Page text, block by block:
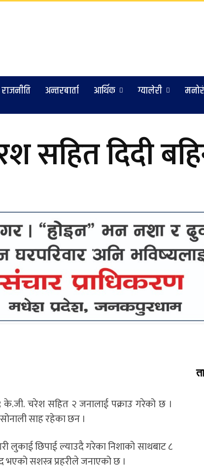
राजनीति अन्तरबार्ता आर्थिक ग्यालेरी
दिदी
चरेश सहित २ जनालाई पक्राउ गरेको छ ।
सोनाली साह रहेका छन ।
लुकाई छिपाई ल्याउदै गरेका निशाको साथबाट ८
सशस्त्र प्रहरीले जनाएको छ ।